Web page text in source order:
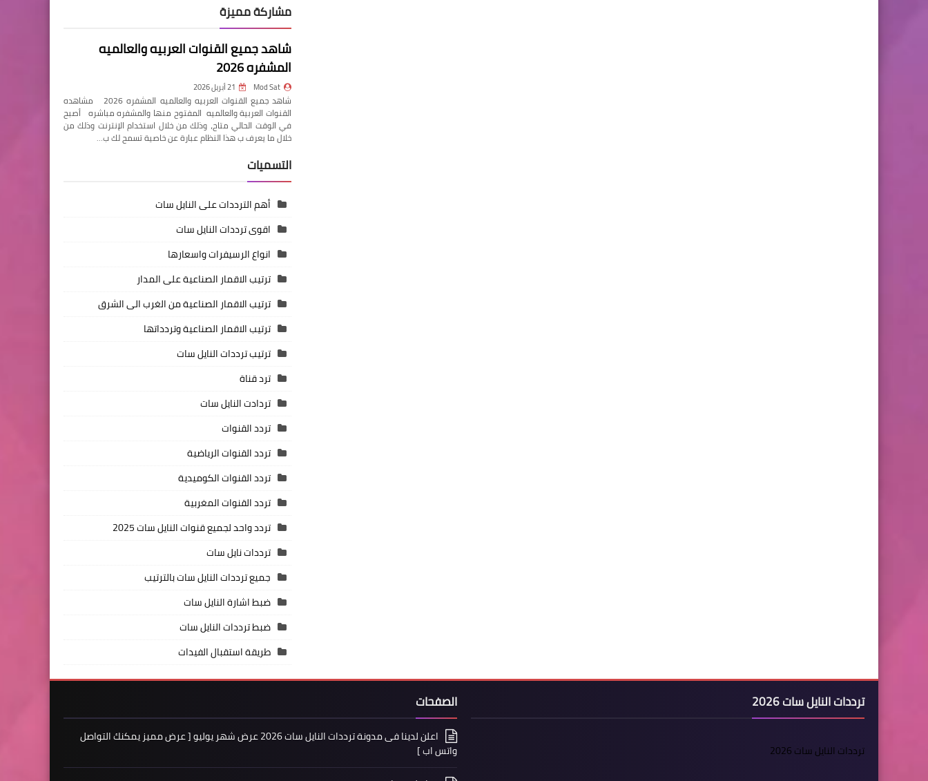
مشاركة مميزة
شاهد جميع القنوات العربيه والعالميه
المشفره 2026
Mod Sat 21 أبريل 2026
شاهد جميع القنوات العربيه والعالميه المشفره 2026 مشاهده
القنوات العربية والعالميه المفتوح منها والمشفره مباشره أصبح
في الوقت الحالي متاح، وذلك من خلال استخدام الإنترنت وذلك من
خلال ما يعرف ب هذا النظام عبارة عن خاصية تسمح لك ب…
التسميات
أهم الترددات على النايل سات
اقوى ترددات النايل سات
انواع الرسيفرات واسعارها
ترتيب الاقمار الصناعية على المدار
ترتيب الاقمار الصناعية من الغرب الى الشرق
ترتيب الاقمار الصناعية وتردداتها
ترتيب ترددات النايل سات
ترد قناة
تردادت النايل سات
تردد القنوات
تردد القنوات الرياضية
تردد القنوات الكوميدية
تردد القنوات المغربية
تردد واحد لجميع قنوات النايل سات 2025
ترددات نايل سات
جميع ترددات النايل سات بالترتيب
ضبط اشارة النايل سات
ضبط ترددات النايل سات
طريقة استقبال الفيدات
ترددات النايل سات 2026
ترددات النايل سات 2026
الصفحات
اعلن لدينا فى مدونة ترددات النايل سات 2026 عرض شهر يوليو [ عرض مميز يمكنك التواصل
واتس اب ]